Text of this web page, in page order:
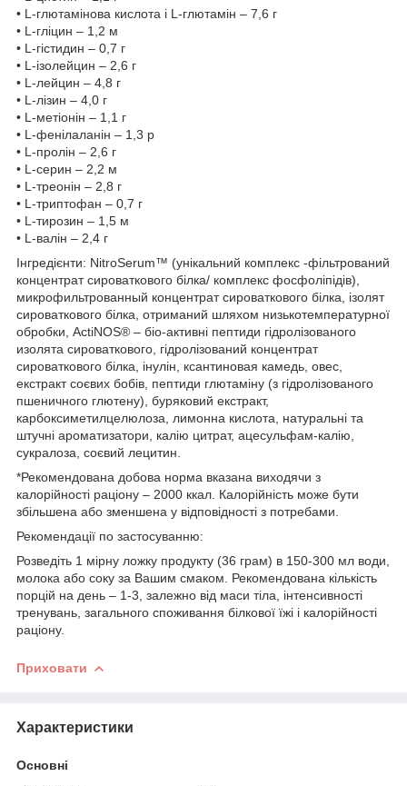
• L-глютамінова кислота і L-глютамін – 7,6 г
• L-гліцин – 1,2 м
• L-гістидин – 0,7 г
• L-ізолейцин – 2,6 г
• L-лейцин – 4,8 г
• L-лізин – 4,0 г
• L-метіонін – 1,1 г
• L-фенілаланін – 1,3 р
• L-пролін – 2,6 г
• L-серин – 2,2 м
• L-треонін – 2,8 г
• L-триптофан – 0,7 г
• L-тирозин – 1,5 м
• L-валін – 2,4 г
Інгредієнти: NitroSerum™ (унікальний комплекс -фільтрований
концентрат сироваткового білка/ комплекс фосфоліпідів),
микрофильтрованный концентрат сироваткового білка, ізолят
сироваткового білка, отриманий шляхом низькотемпературної
обробки, ActiNOS® – біо-активні пептиди гідролізованого
изолята сироваткового, гідролізований концентрат
сироваткового білка, інулін, ксантиновая камедь, овес,
екстракт соєвих бобів, пептиди глютаміну (з гідролізованого
пшеничного глютену), буряковий екстракт,
карбоксиметилцелюлоза, лимонна кислота, натуральні та
штучні ароматизатори, калію цитрат, ацесульфам-калію,
сукралоза, соєвий лецитин.
*Рекомендована добова норма вказана виходячи з
калорійності раціону – 2000 ккал. Калорійність може бути
збільшена або зменшена у відповідності з потребами.
Рекомендації по застосуванню:
Розведіть 1 мірну ложку продукту (36 грам) в 150-300 мл води,
молока або соку за Вашим смаком. Рекомендована кількість
порцій на день – 1-3, залежно від маси тіла, інтенсивності
тренувань, загального споживання білкової їжі і калорійності
раціону.
Приховати
Характеристики
Основні